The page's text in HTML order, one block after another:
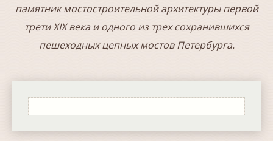
памятник мостостроительной архитектуры первой
трети XIX века и одного из трех сохранившихся
пешеходных цепных мостов Петербурга.